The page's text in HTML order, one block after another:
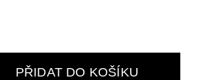
PŘIDAT DO KOŠÍKU